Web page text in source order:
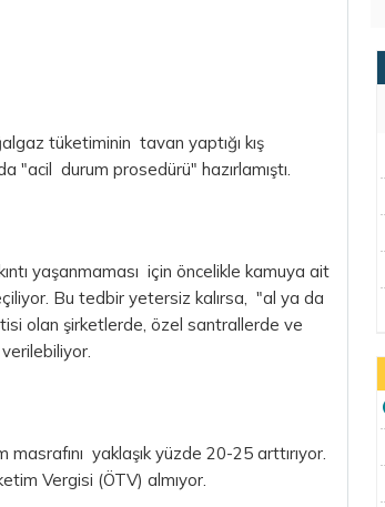
tüketiminin tavan yaptığı kış
"acil durum prosedürü" hazırlamıştı.
yaşanmaması için öncelikle kamuya ait
Bu tedbir yetersiz kalırsa, "al ya da
olan şirketlerde, özel santrallerde ve
yaklaşık yüzde 20-25 arttırıyor.
Vergisi (ÖTV) almıyor.